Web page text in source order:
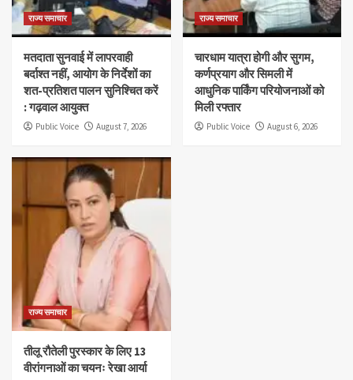
राज्य समाचार
मतदाता सुनवाई में लापरवाही
बर्दाश्त नहीं, आयोग के निर्देशों का
शत-प्रतिशत पालन सुनिश्चित करें
: गढ़वाल आयुक्त
Public Voice August 7, 2026
राज्य समाचार
चारधाम यात्रा होगी और सुगम,
कर्णप्रयाग और सिमली में
आधुनिक पार्किंग परियोजनाओं को
मिली रफ्तार
Public Voice August 6, 2026
राज्य समाचार
तीलू रौतेली पुरस्कार के लिए 13
वीरांगनाओं का चयनः रेखा आर्या